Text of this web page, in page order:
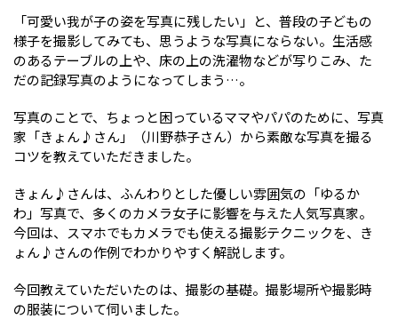
「可愛い我が子の姿を写真に残したい」と、普段の子どもの
様子を撮影してみても、思うような写真にならない。生活感
のあるテーブルの上や、床の上の洗濯物などが写りこみ、た
だの記録写真のようになってしまう…。
写真のことで、ちょっと困っているママやパパのために、写真
家「きょん♪さん」（川野恭子さん）から素敵な写真を撮る
コツを教えていただきました。
きょん♪さんは、ふんわりとした優しい雰囲気の「ゆるか
わ」写真で、多くのカメラ女子に影響を与えた人気写真家。
今回は、スマホでもカメラでも使える撮影テクニックを、き
ょん♪さんの作例でわかりやすく解説します。
今回教えていただいたのは、撮影の基礎。撮影場所や撮影時
の服装について伺いました。